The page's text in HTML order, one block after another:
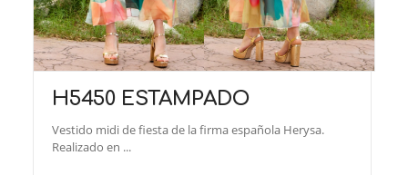
H5450 ESTAMPADO
Vestido midi de fiesta de la firma española Herysa.
Realizado en ...